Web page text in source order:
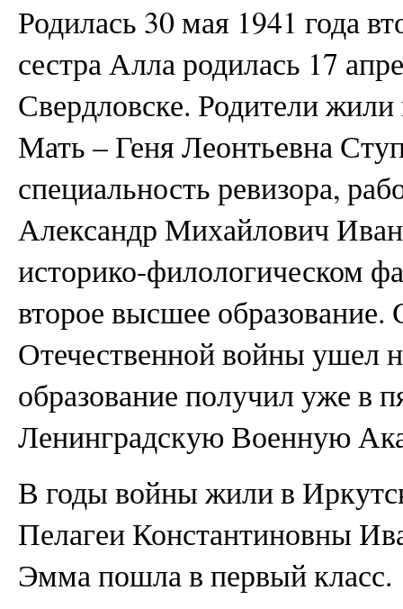
Родилась 30 мая 1941 года
сестра Алла родилась 17
Свердловске. Родители жили
Мать – Геня Леонтьевна
специальность ревизора,
Александр Михайлович
историко-филологическом
второе высшее
Отечественной войны ушел
образование получил уже в
Ленинградскую Военную
В годы войны жили в
Пелагеи Константиновны
Эмма пошла в первый класс.